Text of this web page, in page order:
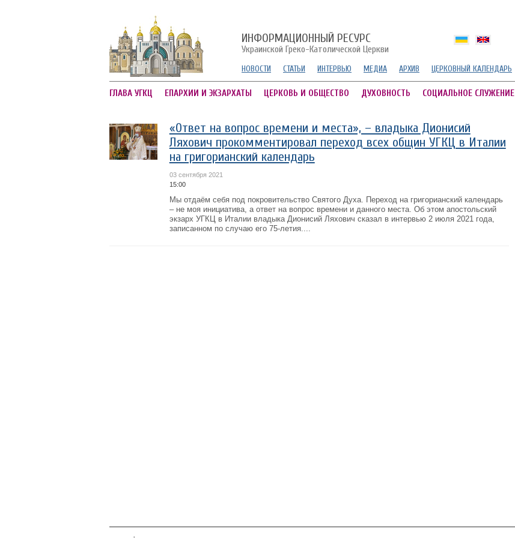
ИНФОРМАЦИОННЫЙ РЕСУРС
Украинской Греко-Католической Церкви
НОВОСТИ СТАТЬИ ИНТЕРВЬЮ МЕДИА АРХИВ ЦЕРКОВНЫЙ КАЛЕНДАРЬ
ГЛАВА УГКЦ ЕПАРХИИ И ЭКЗАРХАТЫ ЦЕРКОВЬ И ОБЩЕСТВО ДУХОВНОСТЬ СОЦИАЛЬНОЕ СЛУЖЕНИЕ
«Ответ на вопрос времени и места», – владыка Дионисий
Ляхович прокомментировал переход всех общин УГКЦ в Италии
на григорианский календарь
03 сентября 2021
15:00
Мы отдаём себя под покровительство Святого Духа. Переход на григорианский календарь
– не моя инициатива, а ответ на вопрос времени и данного места. Об этом апостольский
экзарх УГКЦ в Италии владыка Дионисий Ляхович сказал в интервью 2 июля 2021 года,
записанном по случаю его 75-летия....